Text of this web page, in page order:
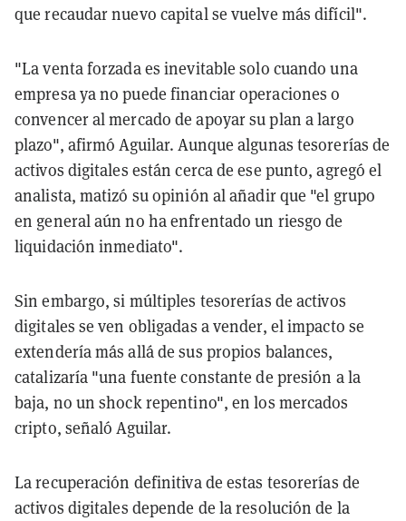
que recaudar nuevo capital se vuelve más difícil".
"La venta forzada es inevitable solo cuando una
empresa ya no puede financiar operaciones o
convencer al mercado de apoyar su plan a largo
plazo", afirmó Aguilar. Aunque algunas tesorerías de
activos digitales están cerca de ese punto, agregó el
analista, matizó su opinión al añadir que "el grupo
en general aún no ha enfrentado un riesgo de
liquidación inmediato".
Sin embargo, si múltiples tesorerías de activos
digitales se ven obligadas a vender, el impacto se
extendería más allá de sus propios balances,
catalizaría "una fuente constante de presión a la
baja, no un shock repentino", en los mercados
cripto, señaló Aguilar.
La recuperación definitiva de estas tesorerías de
activos digitales depende de la resolución de la